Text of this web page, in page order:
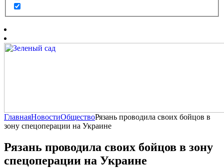
ГлавнаяНовостиОбществоРязань проводила своих бойцов в
зону спецоперации на Украине
Рязань проводила своих бойцов в зону
спецоперации на Украине